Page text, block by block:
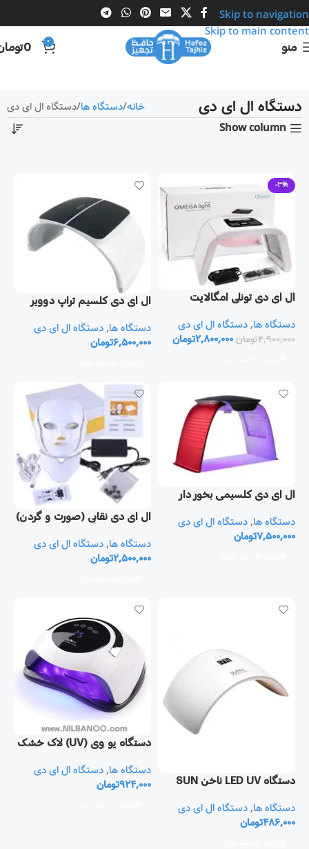
Skip to navigation
Skip to main content
منو 0
0
دستگاه ال ای دی خانه دستگاه ها دستگاه ال ای دی
Show column
-3%
ال ای دی تونلی امگالايت
دستگاه ها,دستگاه ال ای دی
2,900,000تومان2,800,000تومان
ال ای دی كلسيم تراپ دووير
دستگاه ها,دستگاه ال ای دی
6,500,000تومان
ال ای دی كلسيمی بخور دار
دستگاه ها,دستگاه ال ای دی
7,500,000تومان
ال ای دی نقابی (صورت و گردن)
دستگاه ها,دستگاه ال ای دی
2,500,000تومان
دستگاه LED UV ناخن SUN
دستگاه ها,دستگاه ال ای دی
486,000تومان
دستگاه یو وی (UV) لاک خشک
دستگاه ها,دستگاه ال ای دی
924,000تومان